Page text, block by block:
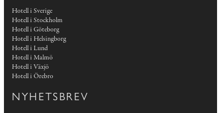
Hotell i Sverige
Hotell i Stockholm
Hotell i Göteborg
Hotell i Helsingborg
Hotell i Lund
Hotell i Malmö
Hotell i Växjö
Hotell i Örebro
NYHETSBREV